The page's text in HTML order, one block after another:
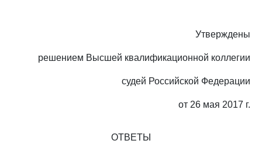
Утверждены
решением Высшей квалификационной коллегии
судей Российской Федерации
от 26 мая 2017 г.
ОТВЕТЫ